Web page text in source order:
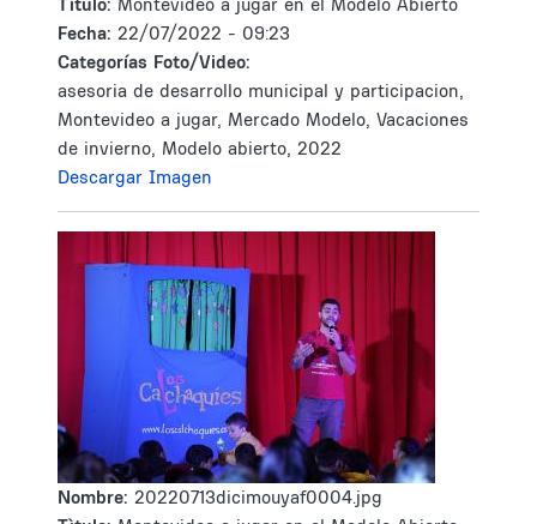
Fecha: 22/07/2022 - 09:23
Categorías Foto/Video:
asesoria de desarrollo municipal y participacion,
Montevideo a jugar, Mercado Modelo, Vacaciones
de invierno, Modelo abierto, 2022
Descargar Imagen
Nombre: 20220713dicimouyaf0004.jpg